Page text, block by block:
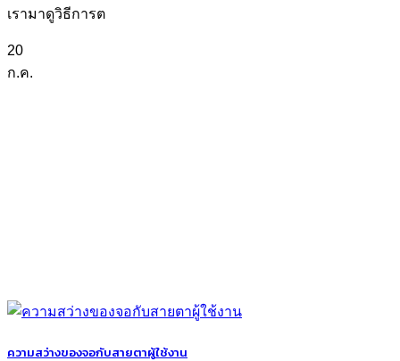
เรามาดูวิธีการต
20
ก.ค.
ความสว่างของจอกับสายตาผู้ใช้งาน